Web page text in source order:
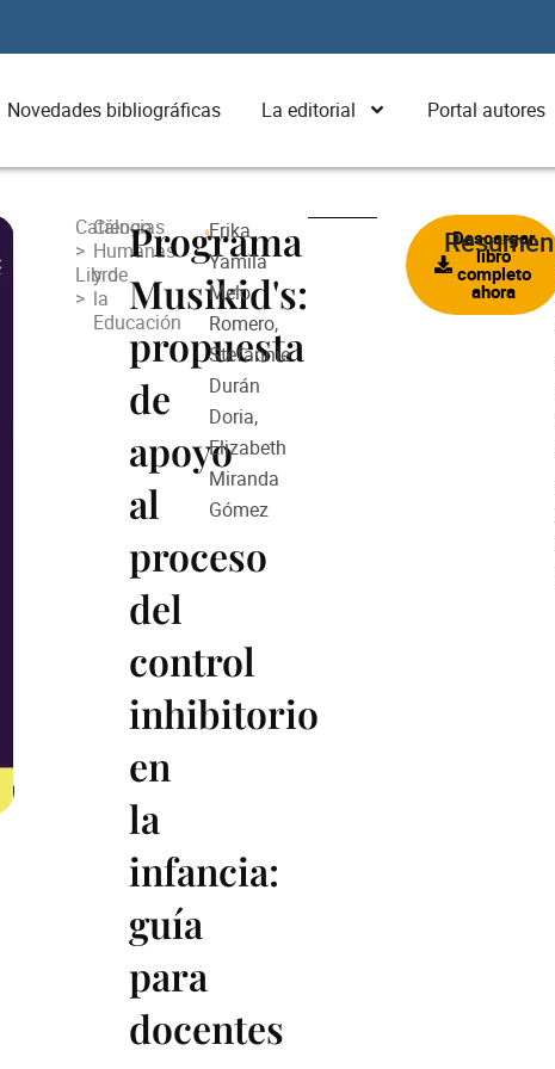
Novedades bibliográficas La editorial Portal autores
Catálogo
>
Libro
>
Ciencias
Humanas
y de
la
Educación
Programa
Musikid's:
propuesta
de
apoyo
al
proceso
del
control
inhibitorio
en
la
infancia:
guía
para
docentes
Erika
Yamila
Melo
Romero,
Stefannie
Durán
Doria,
Elizabeth
Miranda
Gómez
Descargar
libro
completo
ahora
Resumen